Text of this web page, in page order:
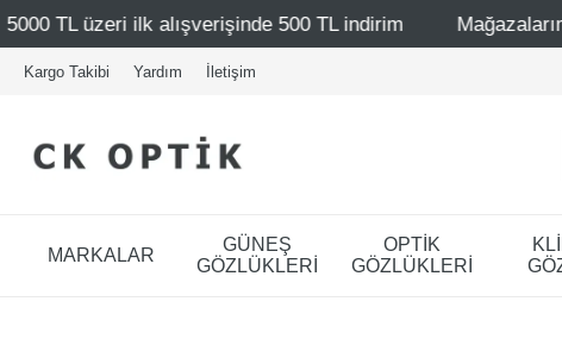
500 TL indirim Mağazalarımız – Bağdat
Kargo Takibi Yardım İletişim
MARKALAR
GÜNEŞ
GÖZLÜKLERİ
OPTİK
GÖZLÜKLERİ